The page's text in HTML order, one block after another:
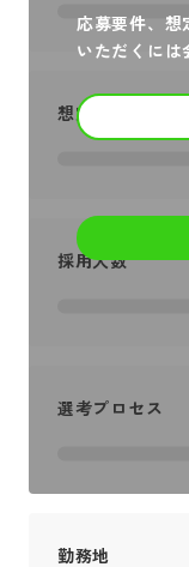
応募要件、想
いただくには
想定年収
採用人数
選考プロセス
勤務地